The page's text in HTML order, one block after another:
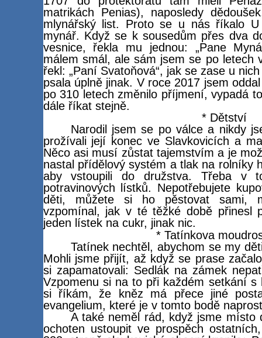
matrikách Penias), naposledy
mlynářský list. Proto se u nás říkalo
mynář. Když se k sousedům přes dva
vesnice, řekla mu jednou: „Pane
málem smál, ale sám jsem se po letech
řekl: „Paní Svatoňová“, jak se zase u
psala úplně jinak. V roce 2017 jsem
po 310 letech změnilo příjmení, vypadá
dále říkat stejně.
* Dětství
Narodil jsem se po válce a nikdy
prožívali její konec ve Slavkovicích a
Něco asi musí zůstat tajemstvím a je
nastal přídělový systém a tlak na rolníky
aby vstoupili do družstva. Třeba v
potravinových lístků. Nepotřebujete
děti, můžete si ho pěstovat sami,
vzpomínal, jak v té těžké době přinesl
jeden lístek na cukr, jinak nic.
* Tatínkova
Tatínek nechtěl, abychom se my
Mohli jsme přijít, až když se prase
si zapamatovali: Sedlák na zámek
Vzpomenu si na to při každém setkání s
si říkám, že kněz má přece jiné
evangelium, které je v tomto bodě
A také neměl rád, když jsme místo
ochoten ustoupit ve prospěch